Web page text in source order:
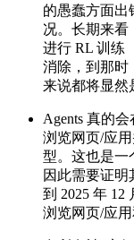
的愚蠢方面
况。长期来看
进行 RL 训练
消除，到那时
来说都将显然
Agents 真的
浏览网页/应
型。这也是
因此需要证
到 2025 年 12
浏览网页/应